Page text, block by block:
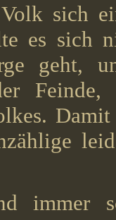
sich
es sich
geht,
immer